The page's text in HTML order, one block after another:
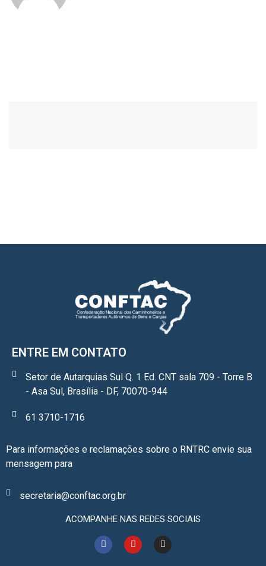
ENTRE EM CONTATO
Setor de Autarquias Sul Q. 1 Ed. CNT sala 709 - Torre B
- Asa Sul, Brasília - DF, 70070-944
61 3710-1716
Para informações e reclamações sobre o RNTRC envie sua
mensagem para
secretaria@conftac.org.br
ACOMPANHE NAS REDES SOCIAIS